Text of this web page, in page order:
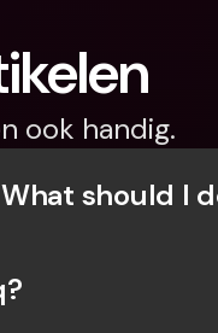
ook handig.
should I